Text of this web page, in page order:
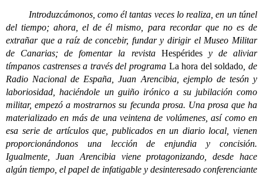
Introduzcámonos, como él tantas veces lo realiza, en un túnel
del tiempo; ahora, el de él mismo, para recordar que no es de
extrañar que a raíz de concebir, fundar y dirigir el Museo Militar
de Canarias; de fomentar la revista Hespéridesy de aliviar
tímpanos castrenses a través del programa La hora del soldado , de
Radio Nacional de España, Juan Arencibia, ejemplo de tesón y
laboriosidad, haciéndole un guiño irónico a su jubilación como
militar, empezó a mostrarnos su fecunda prosa. Una prosa que ha
materializado en más de una veintena de volúmenes, así como en
esa serie de artículos que, publicados en un diario local, vienen
proporcionándonos una lección de enjundia y concisión.
Igualmente, Juan Arencibia viene protagonizando, desde hace
algún tiempo, el papel de infatigable y desinteresado conferenciante